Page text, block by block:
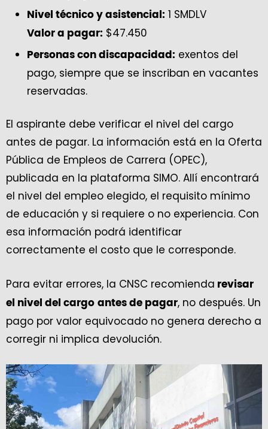
Nivel técnico y asistencial: 1 SMDLV
Valor a pagar: $47.450
Personas con discapacidad: exentos del
pago, siempre que se inscriban en vacantes
reservadas.
El aspirante debe verificar el nivel del cargo
antes de pagar. La información está en la Oferta
Pública de Empleos de Carrera (OPEC),
publicada en la plataforma SIMO. Allí encontrará
el nivel del empleo elegido, el requisito mínimo
de educación y si requiere o no experiencia. Con
esa información podrá identificar
correctamente el costo que le corresponde.
Para evitar errores, la CNSC recomienda revisar
el nivel del cargo antes de pagar, no después. Un
pago por valor equivocado no genera derecho a
corregir ni implica devolución.